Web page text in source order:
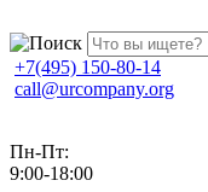
+7(495) 150-80-14
call@urcompany.org
Пн-Пт:
9:00-18:00